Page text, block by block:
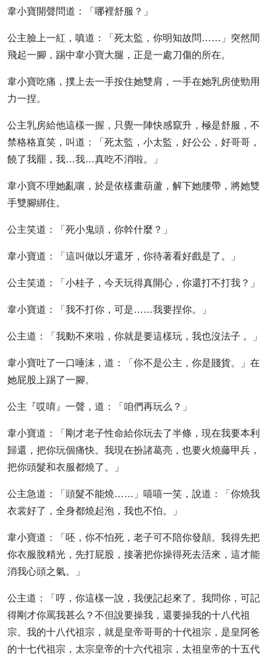
韋小寶開聲問道：「哪裡舒服？」
公主臉上一紅，嗔道：「死太監，你明知故問……」突然間
飛起一腳，踢中韋小寶大腿，正是一處刀傷的所在。
韋小寶吃痛，撲上去一手按住她雙肩，一手在她乳房使勁用
力一捏。
公主乳房給他這樣一握，只覺一陣快感竄升，極是舒服，不
禁格格直笑，叫道：「死太監，小太監，好公公，好哥哥，
饒了我罷，我…我…真吃不消啦。」
韋小寶不理她亂嚷，於是依樣畫葫蘆，解下她腰帶，將她雙
手雙腳綁住。
公主笑道：「死小鬼頭，你幹什麼？」
韋小寶道：「這叫做以牙還牙，你待著看好戲是了。」
公主笑道：「小桂子，今天玩得真開心，你還打不打我？」
韋小寶道：「我不打你，可是……我要捏你。」
公主道：「我動不來啦，你就是要這樣玩，我也沒法子 。」
韋小寶吐了一口唾沫，道：「你不是公主，你是賤貨。」在
她屁股上踢了一腳。
公主『哎唷』一聲，道：「咱們再玩么？」
韋小寶道：「剛才老子性命給你玩去了半條，現在我要本利
歸還，把你玩個痛快。我現在扮諸葛亮，也要火燒藤甲兵，
把你頭髮和衣服都燒了。」
公主急道：「頭髮不能燒……」嘻嘻一笑，說道：「你燒我
衣裳好了，全身都燒起泡，我也不怕。」
韋小寶道：「呸，你不怕死，老子可不陪你發顛。我得先把
你衣服脫精光，先打屁股，接著把你操得死去活來，這才能
消我心頭之氣。」
公主道：「哼，你這樣一說，我便記起來了。我問你，可記
得剛才你罵我甚么？不但說要操我，還要操我的十八代祖
宗。我的十八代祖宗，就是皇帝哥哥的十代祖宗，是皇阿爸
的十七代祖宗，太宗皇帝的十六代祖宗，太祖皇帝的十五代